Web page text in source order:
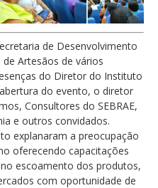
de Desenvolvimento
Artesãos de vários
do Diretor do Instituto
do evento, o diretor
Consultores do SEBRAE,
e outros convidados.
explanaram a preocupação
oferecendo capacitações
escoamento dos produtos,
com oportunidade de